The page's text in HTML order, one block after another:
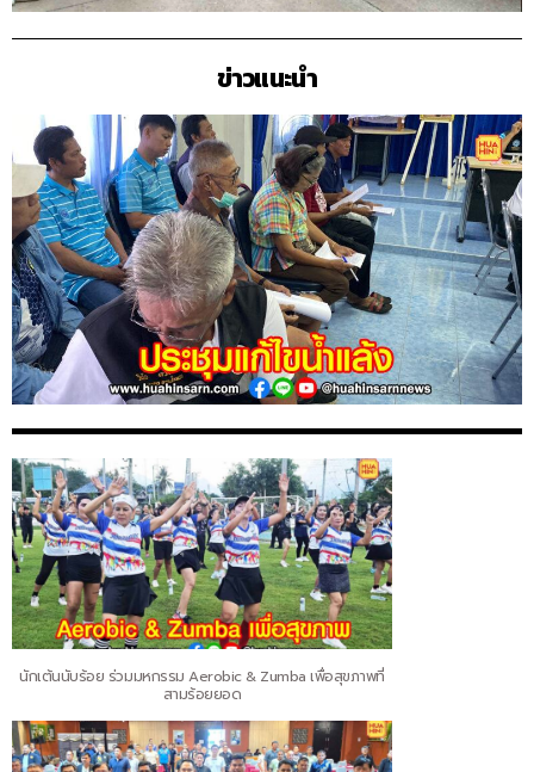
ข่าวแนะนำ
นักเต้นนับร้อย ร่วมมหกรรม Aerobic & Zumba เพื่อสุขภาพที่
สามร้อยยอด